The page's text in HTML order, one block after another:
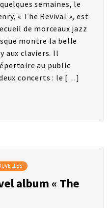
semaines, le
« The Revival », est
de morceaux jazz
montre la belle
aux claviers. Il
au public
concerts : le […]
album « The